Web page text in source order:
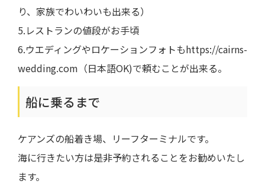
り、家族でわいわいも出来る）
5.レストランの値段がお手頃
6.ウエディングやロケーションフォトもhttps://cairns-
wedding.com（日本語OK)で頼むことが出来る。
船に乗るまで
ケアンズの船着き場、リーフターミナルです。
海に行きたい方は是非予約されることをお勧めいたし
ます。